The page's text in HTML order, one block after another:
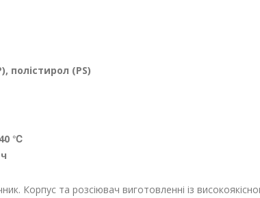
полістирол (PS)
℃
Корпус та розсіювач виготовленні із